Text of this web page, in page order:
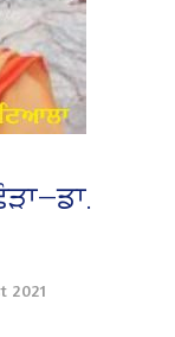
2021